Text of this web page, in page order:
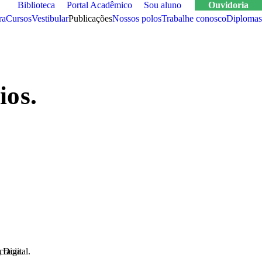
Biblioteca Portal Acadêmico Sou aluno
Ouvidoria
cursos vestibular publicações nossos polos trabalhe conosco Diplomas
Digital.